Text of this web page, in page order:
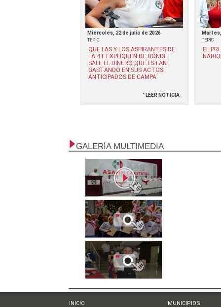
Miércoles, 22 de julio de 2026
TEPIC
QUE LAS Y LOS ASPIRANTES DE
LA 4T EXPLIQUEN DE DÓNDE
SALE EL DINERO QUE ESTAN
GASTANDO EN SUS ACTOS
ANTICIPADOS DE CAMPA
° LEER NOTICIA
TEPIC
EL
GALERÍA MULTIMEDIA
INICIO
MUNICIPIOS